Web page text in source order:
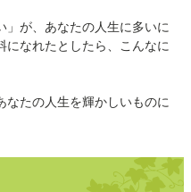
」が、あなたの人生に多いに
になれたとしたら、こんなに
なたの人生を輝かしいものに